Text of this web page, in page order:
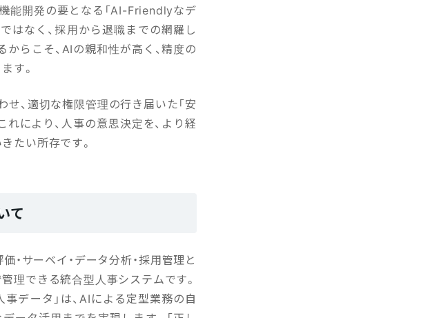
能開発の要となる「AI-Friendlyなデ
はなく、採用から退職までの網羅し
らこそ、AIの親和性が高く、精度の
す。
、適切な権限管理の行き届いた「安
により、人事の意思決定を、より経
たい所存です。
て
・サーベイ・データ分析・採用管理と
理できる統合型人事システムです。
データ」は、AIによる定型業務の自